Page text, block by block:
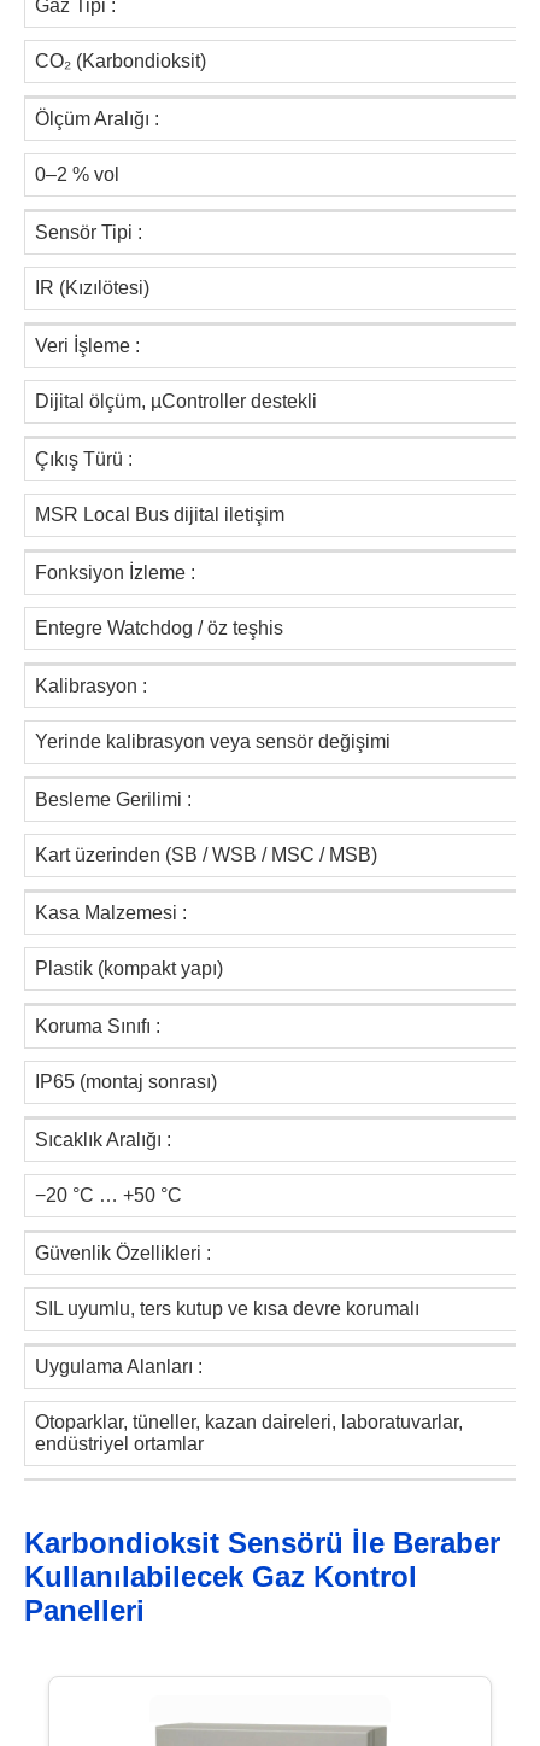
Gaz Tipi :
CO₂ (Karbondioksit)
Ölçüm Aralığı :
0–2 % vol
Sensör Tipi :
IR (Kızılötesi)
Veri İşleme :
Dijital ölçüm, µController destekli
Çıkış Türü :
MSR Local Bus dijital iletişim
Fonksiyon İzleme :
Entegre Watchdog / öz teşhis
Kalibrasyon :
Yerinde kalibrasyon veya sensör değişimi
Besleme Gerilimi :
Kart üzerinden (SB / WSB / MSC / MSB)
Kasa Malzemesi :
Plastik (kompakt yapı)
Koruma Sınıfı :
IP65 (montaj sonrası)
Sıcaklık Aralığı :
−20 °C … +50 °C
Güvenlik Özellikleri :
SIL uyumlu, ters kutup ve kısa devre korumalı
Uygulama Alanları :
Otoparklar, tüneller, kazan daireleri, laboratuvarlar,
endüstriyel ortamlar
Karbondioksit Sensörü İle Beraber
Kullanılabilecek Gaz Kontrol
Panelleri